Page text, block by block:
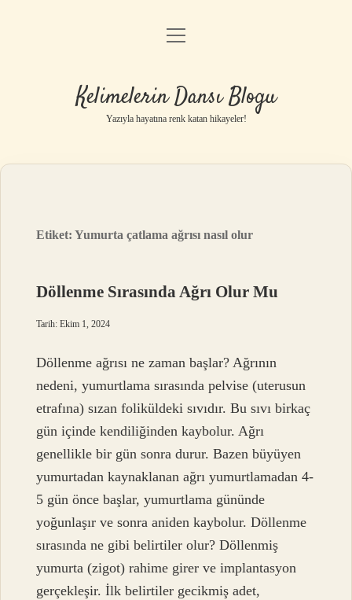
Anasayfa
Yasal Uyarı
menüyü
Kelimelerin Dansı Blogu
Yazıyla hayatına renk katan hikayeler!
Etiket:Yumurta çatlama ağrısı nasıl olur
Döllenme Sırasında Ağrı Olur Mu
Tarih: Ekim 1, 2024
Döllenme ağrısı ne zaman başlar? Ağrının
nedeni, yumurtlama sırasında pelvise (uterusun
etrafına) sızan foliküldeki sıvıdır. Bu sıvı birkaç
gün içinde kendiliğinden kaybolur. Ağrı
genellikle bir gün sonra durur. Bazen büyüyen
yumurtadan kaynaklanan ağrı yumurtlamadan 4-
5 gün önce başlar, yumurtlama gününde
yoğunlaşır ve sonra aniden kaybolur. Döllenme
sırasında ne gibi belirtiler olur? Döllenmiş
yumurta (zigot) rahime girer ve implantasyon
gerçekleşir. İlk belirtiler gecikmiş adet,